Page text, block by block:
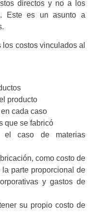
directos y no a los
Este es un asunto a
costos vinculados al
producto
cada caso
que se fabricó
el caso de materias
como costo de
parte proporcional de
y gastos de
su propio costo de